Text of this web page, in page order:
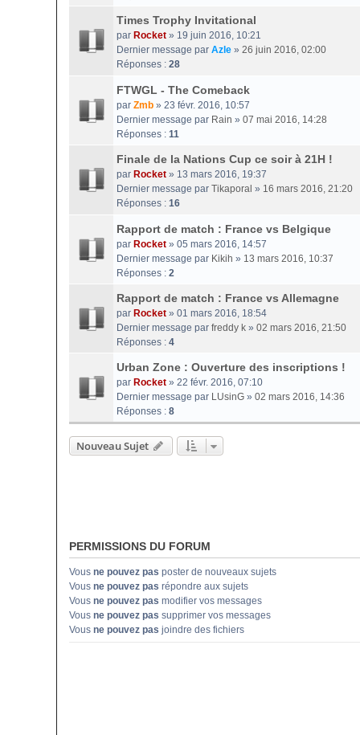
Times Trophy Invitational
par Rocket » 19 juin 2016, 10:21
Dernier message par Azle » 26 juin 2016, 02:00
Réponses : 28
FTWGL - The Comeback
par Zmb » 23 févr. 2016, 10:57
Dernier message par Rain » 07 mai 2016, 14:28
Réponses : 11
Finale de la Nations Cup ce soir à 21H !
par Rocket » 13 mars 2016, 19:37
Dernier message par Tikaporal » 16 mars 2016, 21:20
Réponses : 16
Rapport de match : France vs Belgique
par Rocket » 05 mars 2016, 14:57
Dernier message par Kikih » 13 mars 2016, 10:37
Réponses : 2
Rapport de match : France vs Allemagne
par Rocket » 01 mars 2016, 18:54
Dernier message par freddy k » 02 mars 2016, 21:50
Réponses : 4
Urban Zone : Ouverture des inscriptions !
par Rocket » 22 févr. 2016, 07:10
Dernier message par LUsinG » 02 mars 2016, 14:36
Réponses : 8
Nouveau Sujet
PERMISSIONS DU FORUM
Vous ne pouvez pas poster de nouveaux sujets
Vous ne pouvez pas répondre aux sujets
Vous ne pouvez pas modifier vos messages
Vous ne pouvez pas supprimer vos messages
Vous ne pouvez pas joindre des fichiers